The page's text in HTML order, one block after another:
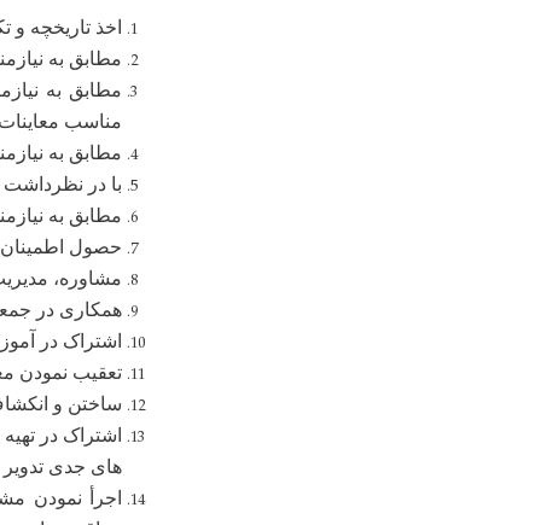
اخذ تاریخچه
مطابق به
مطابق به
مناسب معاینات
مطابق به
با در نظرداشت
مطابق به
حصول
مشاوره،
همکاری در
اشتراک در
تعقیب نمودن
ساختن و
اشتراک در
های جدی تدویر
اجرأ نمودن